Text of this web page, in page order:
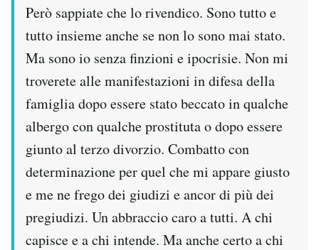
Però sappiate che lo rivendico. Sono tutto e
tutto insieme anche se non lo sono mai stato.
Ma sono io senza finzioni e ipocrisie. Non mi
troverete alle manifestazioni in difesa della
famiglia dopo essere stato beccato in qualche
albergo con qualche prostituta o dopo essere
giunto al terzo divorzio. Combatto con
determinazione per quel che mi appare giusto
e me ne frego dei giudizi e ancor di più dei
pregiudizi. Un abbraccio caro a tutti. A chi
capisce e a chi intende. Ma anche certo a chi